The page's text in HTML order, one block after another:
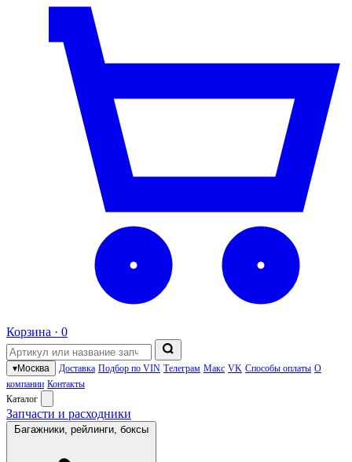
Корзина · 0
▾Москва Доставка Подбор по VIN Телеграм Макс VK Способы оплаты О
компании Контакты
Каталог
Запчасти и расходники
Багажники, рейлинги, боксы